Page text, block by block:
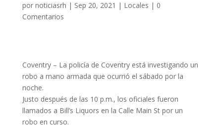
por noticiasrh | Sep 20, 2021 | Locales | 0
Comentarios
Coventry – La policía de Coventry está investigando un
robo a mano armada que ocurrió el sábado por la
noche.
Justo después de las 10 p.m., los oficiales fueron
llamados a Bill’s Liquors en la Calle Main St por un
robo en curso.